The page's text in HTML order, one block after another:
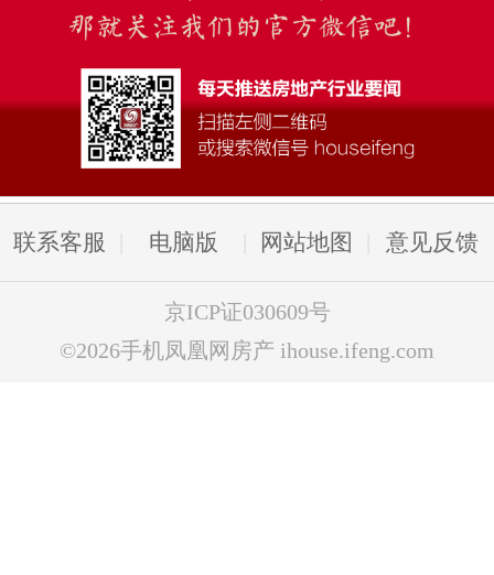
联系客服 电脑版 网站地图 意见反馈
京ICP证030609号
©2026手机凤凰网房产 ihouse.ifeng.com